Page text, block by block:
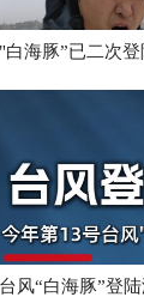
"白海豚”已二次
台风“白海豚”登